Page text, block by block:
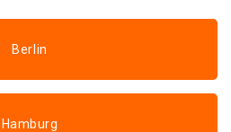
Berlin
Hamburg